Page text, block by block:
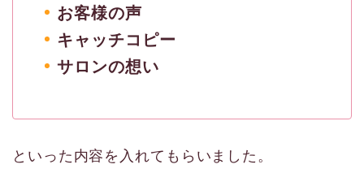
お客様の声
キャッチコピー
サロンの想い
といった内容を入れてもらいました。